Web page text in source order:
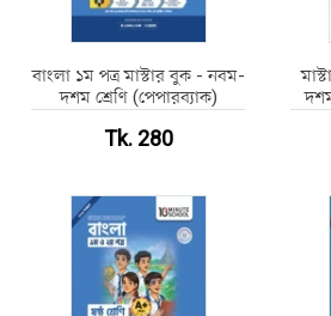
বাংলা ১ম পত্র মাস্টার বুক - নবম-
দশম শ্রেণি (পেপারব্যাক)
Tk. 280